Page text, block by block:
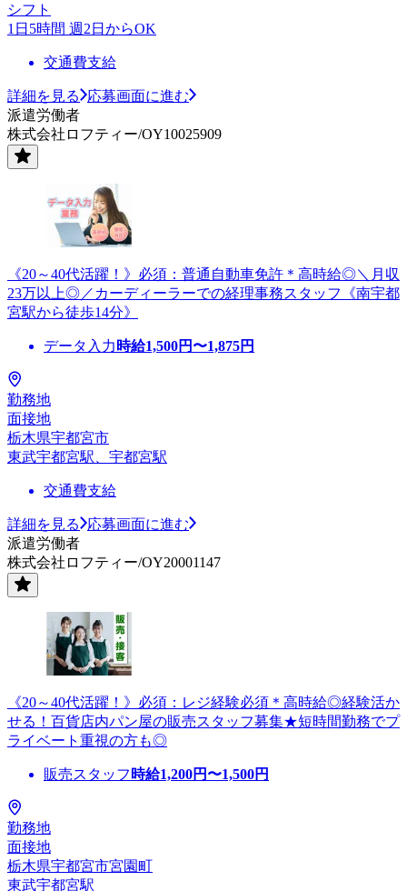
シフト
1日5時間 週2日からOK
交通費支給
詳細を見る
応募画面に進む
派遣労働者
株式会社ロフティー/OY10025909
《20～40代活躍！》必須：普通自動車免許＊高時給◎＼月収
23万以上◎／カーディーラーでの経理事務スタッフ《南宇都
宮駅から徒歩14分》
データ入力 時給1,500円〜1,875円
勤務地
面接地
栃木県宇都宮市
東武宇都宮駅、宇都宮駅
交通費支給
詳細を見る
応募画面に進む
派遣労働者
株式会社ロフティー/OY20001147
《20～40代活躍！》必須：レジ経験必須＊高時給◎経験活か
せる！百貨店内パン屋の販売スタッフ募集★短時間勤務でプ
ライベート重視の方も◎
販売スタッフ 時給1,200円〜1,500円
勤務地
面接地
栃木県宇都宮市宮園町
東武宇都宮駅